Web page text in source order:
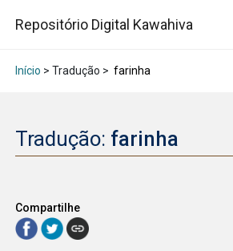
Repositório Digital Kawahiva
Início > Tradução > farinha
Tradução: farinha
Compartilhe